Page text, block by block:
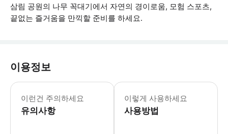
삼림 공원의 나무 꼭대기에서 자연의 경이로움, 모험 스포츠,
끝없는 즐거움을 만끽할 준비를 하세요.
이용정보
이런건 주의하세요
유의사항
13세 미만 어린이는 항상 다음 비율
이렇게 사용하세요
사용방법